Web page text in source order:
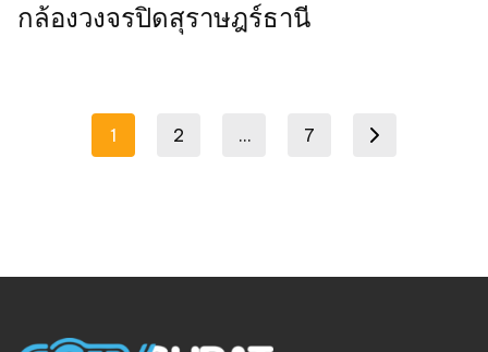
กล้องวงจรปิดสุราษฎร์ธานี
pagination
1 2 … 7